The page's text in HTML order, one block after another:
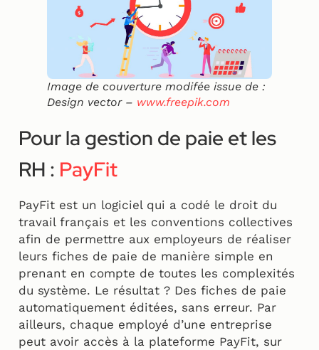
Image de couverture modifée issue de :
Design vector – www.freepik.com
Pour la gestion de paie et les
RH : PayFit
PayFit est un logiciel qui a codé le droit du
travail français et les conventions collectives
afin de permettre aux employeurs de réaliser
leurs fiches de paie de manière simple en
prenant en compte de toutes les complexités
du système. Le résultat ? Des fiches de paie
automatiquement éditées, sans erreur. Par
ailleurs, chaque employé d’une entreprise
peut avoir accès à la plateforme PayFit, sur